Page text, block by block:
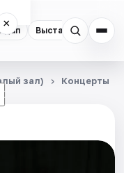
Выставки
×
☾
зал) Концерты